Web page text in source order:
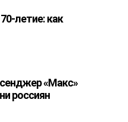
летие: как
«Макс»
россиян